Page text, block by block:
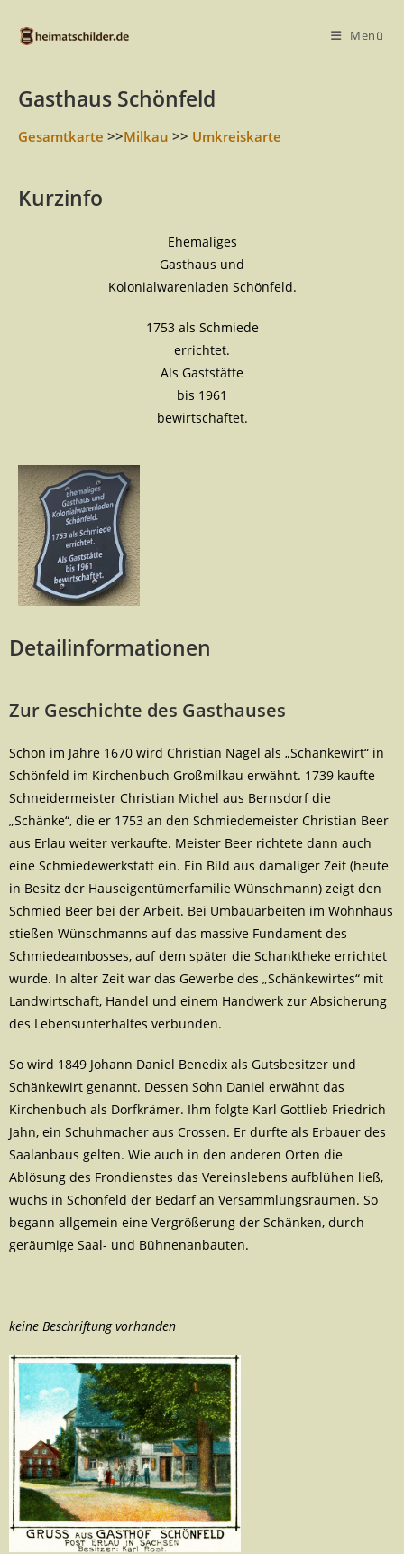
Menü
Gasthaus Schönfeld
Gesamtkarte >>Milkau >> Umkreiskarte
Kurzinfo
Ehemaliges
Gasthaus und
Kolonialwarenladen Schönfeld.
1753 als Schmiede
errichtet.
Als Gaststätte
bis 1961
bewirtschaftet.
Detailinformationen
Zur Geschichte des Gasthauses
Schon im Jahre 1670 wird Christian Nagel als „Schänkewirt“ in
Schönfeld im Kirchenbuch Großmilkau erwähnt. 1739 kaufte
Schneidermeister Christian Michel aus Bernsdorf die
„Schänke“, die er 1753 an den Schmiedemeister Christian Beer
aus Erlau weiter verkaufte. Meister Beer richtete dann auch
eine Schmiedewerkstatt ein. Ein Bild aus damaliger Zeit (heute
in Besitz der Hauseigentümerfamilie Wünschmann) zeigt den
Schmied Beer bei der Arbeit. Bei Umbauarbeiten im Wohnhaus
stießen Wünschmanns auf das massive Fundament des
Schmiedeambosses, auf dem später die Schanktheke errichtet
wurde. In alter Zeit war das Gewerbe des „Schänkewirtes“ mit
Landwirtschaft, Handel und einem Handwerk zur Absicherung
des Lebensunterhaltes verbunden.
So wird 1849 Johann Daniel Benedix als Gutsbesitzer und
Schänkewirt genannt. Dessen Sohn Daniel erwähnt das
Kirchenbuch als Dorfkrämer. Ihm folgte Karl Gottlieb Friedrich
Jahn, ein Schuhmacher aus Crossen. Er durfte als Erbauer des
Saalanbaus gelten. Wie auch in den anderen Orten die
Ablösung des Frondienstes das Vereinslebens aufblühen ließ,
wuchs in Schönfeld der Bedarf an Versammlungsräumen. So
begann allgemein eine Vergrößerung der Schänken, durch
geräumige Saal- und Bühnenanbauten.
keine Beschriftung vorhanden